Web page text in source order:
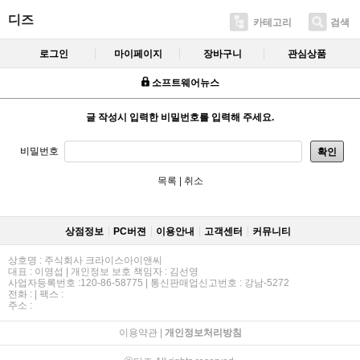
디즈 카테고리 검색
로그인 마이페이지 장바구니 관심상품
소프트웨어뉴스
글 작성시 입력한 비밀번호를 입력해 주세요.
비밀번호 확인
목록 | 취소
상점정보 PC버젼 이용안내 고객센터 커뮤니티
상호명 : 주식회사 크라이스아이앤씨
대표 : 이영섭 | 개인정보 보호 책임자 : 김선영
사업자등록번호 :120-86-58775 | 통신판매업신고번호 : 강남-5272
전화 : | 팩스 :
주소 :
이용약관| 개인정보처리방침